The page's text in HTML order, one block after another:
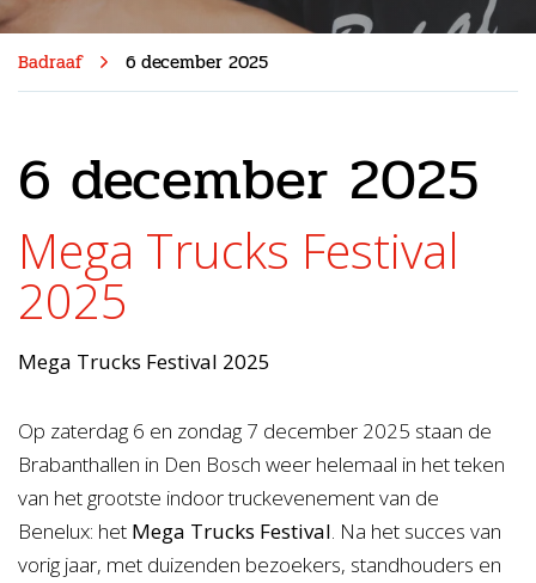
Badraaf 6 december 2025
6 december 2025
Mega Trucks Festival
2025
Mega Trucks Festival 2025
Op zaterdag 6 en zondag 7 december 2025 staan de
Brabanthallen in Den Bosch weer helemaal in het teken
van het grootste indoor truckevenement van de
Benelux: het Mega Trucks Festival. Na het succes van
vorig jaar, met duizenden bezoekers, standhouders en